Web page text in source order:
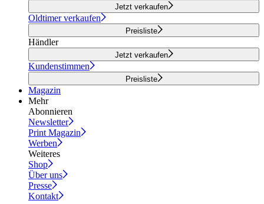
Jetzt verkaufen
Oldtimer verkaufen
Preisliste
Händler
Jetzt verkaufen
Kundenstimmen
Preisliste
Magazin
Mehr
Abonnieren
Newsletter
Print Magazin
Werben
Weiteres
Shop
Über uns
Presse
Kontakt